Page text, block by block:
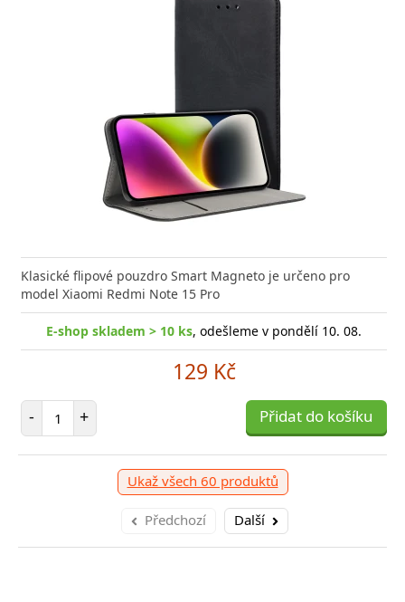
Klasické flipové pouzdro Smart Magneto je určeno pro
model Xiaomi Redmi Note 15 Pro
E-shop skladem > 10 ks, odešleme v pondělí 10. 08.
129 Kč
- Počet položek
+ Přidat do košíku
Ukaž všech 60 produktů
Předchozí Další